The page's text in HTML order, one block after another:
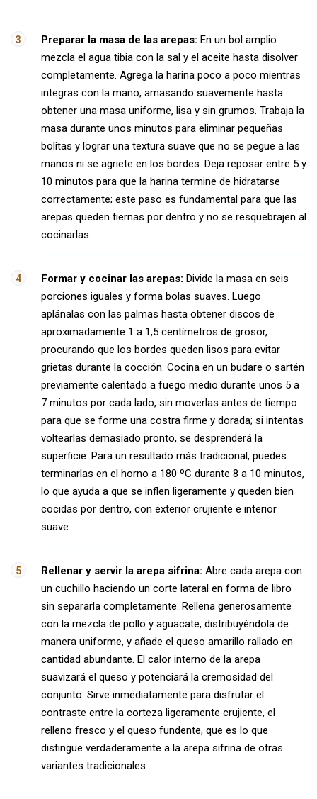
Preparar la masa de las arepas: En un bol amplio
mezcla el agua tibia con la sal y el aceite hasta disolver
completamente. Agrega la harina poco a poco mientras
integras con la mano, amasando suavemente hasta
obtener una masa uniforme, lisa y sin grumos. Trabaja la
masa durante unos minutos para eliminar pequeñas
bolitas y lograr una textura suave que no se pegue a las
manos ni se agriete en los bordes. Deja reposar entre 5 y
10 minutos para que la harina termine de hidratarse
correctamente; este paso es fundamental para que las
arepas queden tiernas por dentro y no se resquebrajen al
cocinarlas.
Formar y cocinar las arepas: Divide la masa en seis
porciones iguales y forma bolas suaves. Luego
aplánalas con las palmas hasta obtener discos de
aproximadamente 1 a 1,5 centímetros de grosor,
procurando que los bordes queden lisos para evitar
grietas durante la cocción. Cocina en un budare o sartén
previamente calentado a fuego medio durante unos 5 a
7 minutos por cada lado, sin moverlas antes de tiempo
para que se forme una costra firme y dorada; si intentas
voltearlas demasiado pronto, se desprenderá la
superficie. Para un resultado más tradicional, puedes
terminarlas en el horno a 180 ºC durante 8 a 10 minutos,
lo que ayuda a que se inflen ligeramente y queden bien
cocidas por dentro, con exterior crujiente e interior
suave.
Rellenar y servir la arepa sifrina: Abre cada arepa con
un cuchillo haciendo un corte lateral en forma de libro
sin separarla completamente. Rellena generosamente
con la mezcla de pollo y aguacate, distribuyéndola de
manera uniforme, y añade el queso amarillo rallado en
cantidad abundante. El calor interno de la arepa
suavizará el queso y potenciará la cremosidad del
conjunto. Sirve inmediatamente para disfrutar el
contraste entre la corteza ligeramente crujiente, el
relleno fresco y el queso fundente, que es lo que
distingue verdaderamente a la arepa sifrina de otras
variantes tradicionales.